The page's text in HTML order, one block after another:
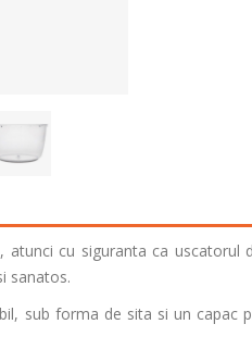
cu siguranta ca uscatorul
sanatos.
sub forma de sita si un capac